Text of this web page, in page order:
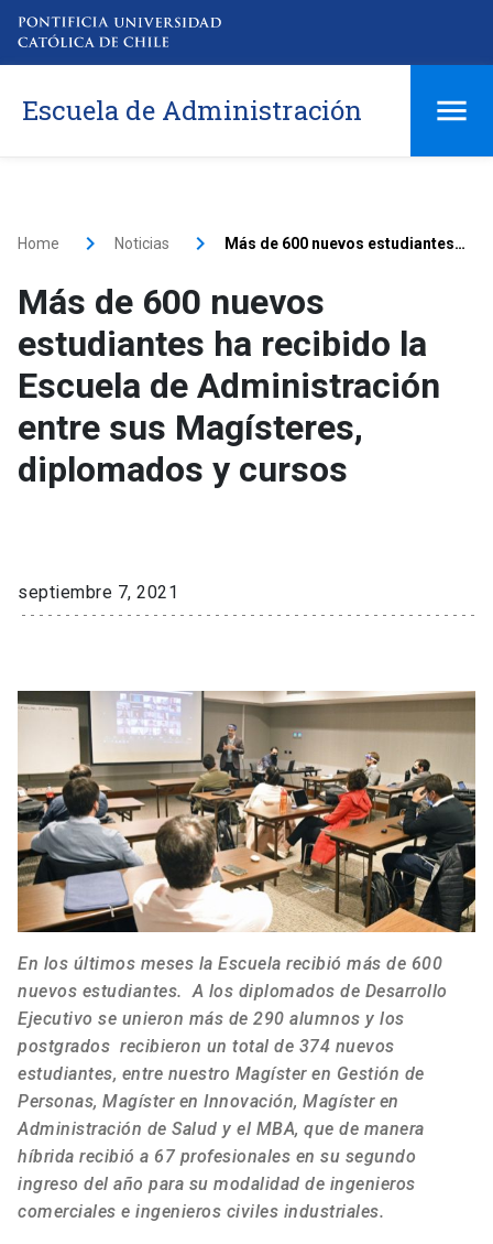
Escuela de Administración
Home Noticias Más de 600 nuevos estudiantes ha recibido la Escuela de Administración entre sus Magísteres, diplomados y cursos
Más de 600 nuevos
estudiantes ha recibido la
Escuela de Administración
entre sus Magísteres,
diplomados y cursos
septiembre 7, 2021
En los últimos meses la Escuela recibió más de 600
nuevos estudiantes. A los diplomados de Desarrollo
Ejecutivo se unieron más de 290 alumnos y los
postgrados recibieron un total de 374 nuevos
estudiantes, entre nuestro Magíster en Gestión de
Personas, Magíster en Innovación, Magíster en
Administración de Salud y el MBA, que de manera
híbrida recibió a 67 profesionales en su segundo
ingreso del año para su modalidad de ingenieros
comerciales e ingenieros civiles industriales.